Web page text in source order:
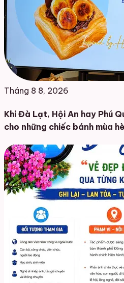
Tháng 8 8, 2026
Khi Đà Lạt, Hội An hay Phú
cho những chiếc bánh mùa hè